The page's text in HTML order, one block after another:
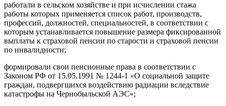
работали в сельском хозяйстве и при исчислении стажа
работы которых применяется список работ, производств,
профессий, должностей, специальностей, в соответствии с
которым устанавливается повышение размера фиксированной
выплаты к страховой пенсии по старости и страховой пенсии
по инвалидности;
формировали свои пенсионные права в соответствии с
Законом РФ от 15.05.1991 № 1244-1 «О социальной защите
граждан, подвергшихся воздействию радиации вследствие
катастрофы на Чернобыльской АЭС»;